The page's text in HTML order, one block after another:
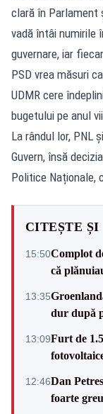
clară în Parlament
vadă întâi numirile
guvernare, iar
PSD vrea măsuri
UDMR cere
bugetului pe anul
La rândul lor, PNL
Guvern, însă
Politice Naționale,
CITEȘTE ȘI
15:50Complot
că
13:35
dur după
13:09Furt de
12:46Dan
foarte